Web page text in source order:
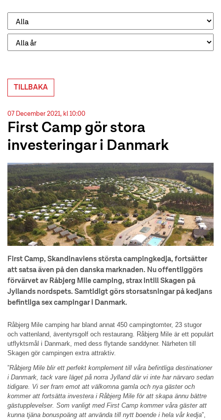
TILLBAKA
07 December 2021, kl 10:00
First Camp gör stora
investeringar i Danmark
First Camp, Skandinaviens största campingkedja, fortsätter
att satsa även på den danska marknaden. Nu offentliggörs
förvärvet av Råbjerg Mile camping, strax intill Skagen på
Jyllands nordspets. Samtidigt görs storsatsningar på kedjans
befintliga sex campingar i Danmark.
Råbjerg Mile camping har bland annat 450 campingtomter, 23 stugor
och vattenland, äventyrsgolf och restaurang. Råbjerg Mile är ett populärt
utflyktsmål i Danmark, med dess flytande sanddyner. Närheten till
Skagen gör campingen extra attraktiv.
”Råbjerg Mile blir ett perfekt komplement till våra befintliga destinationer
i Danmark, tack vare läget på norra Jylland där vi inte har närvaro sedan
tidigare. Vi ser fram emot att välkomna gamla och nya gäster och
kommer att fortsätta investera i Råbjerg Mile för att skapa ännu bättre
gästupplevelser. Som vanligt med First Camp kommer våra gäster att
kunna tjäna bonuspoäng att använda till nytt boende i hela vår kedja”,